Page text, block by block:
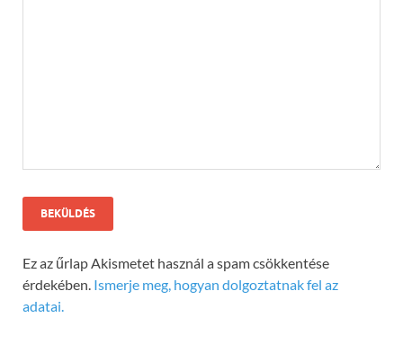
Ez az űrlap Akismetet használ a spam csökkentése
érdekében. Ismerje meg, hogyan dolgoztatnak fel az
adatai.